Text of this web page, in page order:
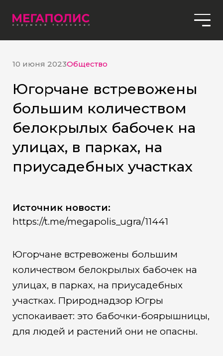
10 июня 2023Общество
Югорчане встревожены
большим количеством
белокрылых бабочек на
улицах, в парках, на
приусадебных участках
Источник новости:
https://t.me/megapolis_ugra/11441
Югорчане встревожены большим
количеством белокрылых бабочек на
улицах, в парках, на приусадебных
участках. Природнадзор Югры
успокаивает: это бабочки-боярышницы,
для людей и растений они не опасны.